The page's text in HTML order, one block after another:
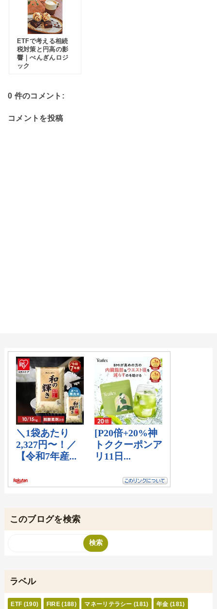
ETFで考える相続
税対策と円高の影
響｜ぺんぎんロジ
ック
0 件のコメント:
コメントを投稿
このブログを検索
ラベル
ETF (190) FIRE (188) マネーリテラシー (181) 年金 (181)